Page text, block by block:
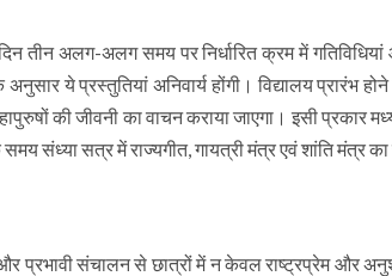
तीन अलग-अलग समय पर निर्धारित क्रम में
ये प्रस्तुतियां अनिवार्य होंगी। विद्यालय प्रारंभ
की जीवनी का वाचन कराया जाएगा। इसी प्रकार
संध्या सत्र में राज्यगीत, गायत्री मंत्र एवं शांति मंत्र
और प्रभावी संचालन से छात्रों में न केवल राष्ट्रप्रेम और